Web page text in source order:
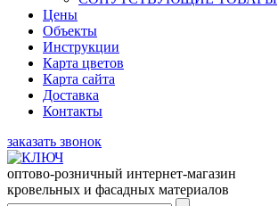
Цены
Объекты
Инструкции
Карта цветов
Карта сайта
Доставка
Контакты
заказать звонок
оптово-розничный интернет-магазин
кровельных и фасадных материалов